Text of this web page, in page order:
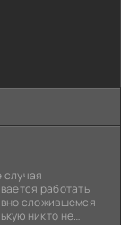
случая
работать
сложившемся
никто не